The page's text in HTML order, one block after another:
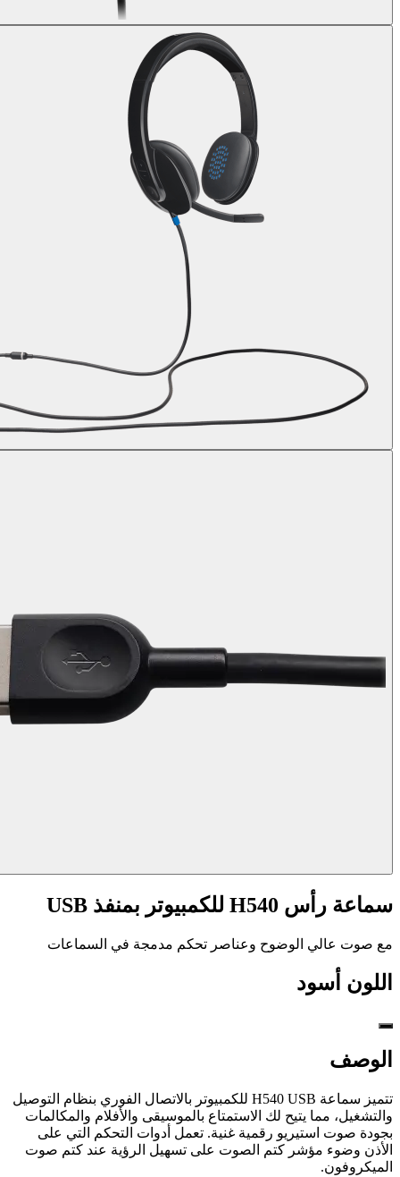
سماعة رأس H540 للكمبيوتر بمنفذ USB
مع صوت عالي الوضوح وعناصر تحكم مدمجة في السماعات
اللون أسود
الوصف
تتميز سماعة H540 USB للكمبيوتر بالاتصال الفوري بنظام التوصيل
والتشغيل، مما يتيح لك الاستمتاع بالموسيقى والأفلام والمكالمات
بجودة صوت استيريو رقمية غنية. تعمل أدوات التحكم التي على
الأذن وضوء مؤشر كتم الصوت على تسهيل الرؤية عند كتم صوت
الميكروفون.